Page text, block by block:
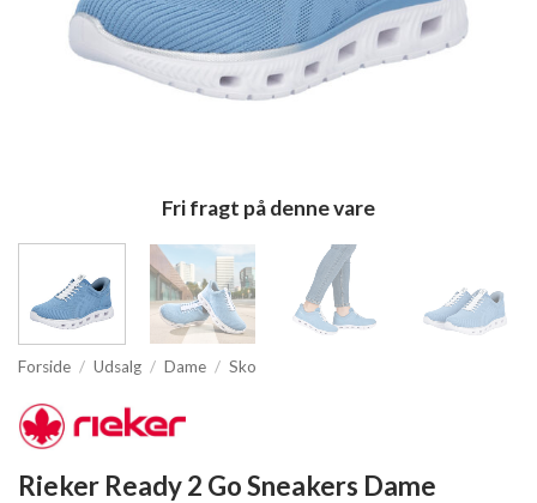
Fri fragt på denne vare
Forside / Udsalg / Dame / Sko
Rieker Ready 2 Go Sneakers Dame